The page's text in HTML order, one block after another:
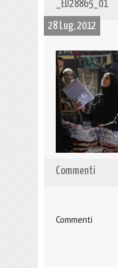
_ED28865_01
28 Lug, 2012
Commenti
Commenti